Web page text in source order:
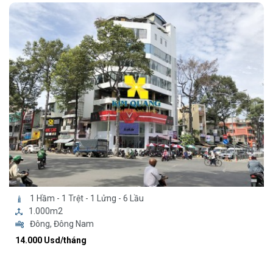
1 Hầm - 1 Trệt - 1 Lửng - 6 Lầu
1.000m2
Đông, Đông Nam
14.000 Usd/tháng